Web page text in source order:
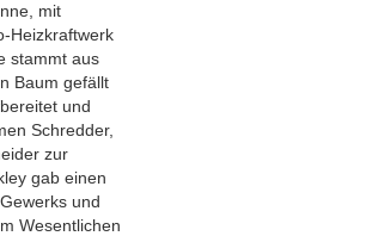
mit
Heizkraftwerk
stammt aus
Baum gefällt
und
Schredder,
zur
gab einen
und
Wesentlichen